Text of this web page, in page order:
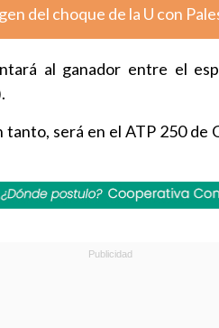
del choque de la U con
al ganador entre el
tanto, será en el ATP 250